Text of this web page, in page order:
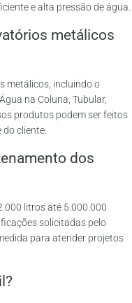
e alta pressão de água.
metálicos
metálicos, incluindo o
na Coluna, Tubular,
produtos podem ser feitos
cliente.
dos
litros até 5.000.000
solicitadas pelo
para atender projetos